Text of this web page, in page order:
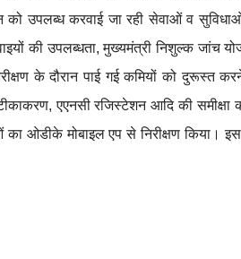
को उपलब्ध करवाई जा रही सेवाओं व
की उपलब्धता, मुख्यमंत्री निशुल्क जांच
के दौरान पाई गई कमियों को दुरूस्त
टीकाकरण, एएनसी रजिस्टेशन आदि की
का ओडीके मोबाइल एप से निरीक्षण किया।